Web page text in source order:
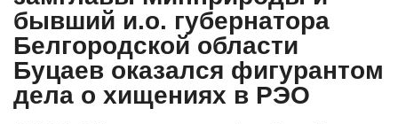
бывший и.о. губернатора
Белгородской области
Буцаев оказался фигурантом
дела о хищениях в РЭО